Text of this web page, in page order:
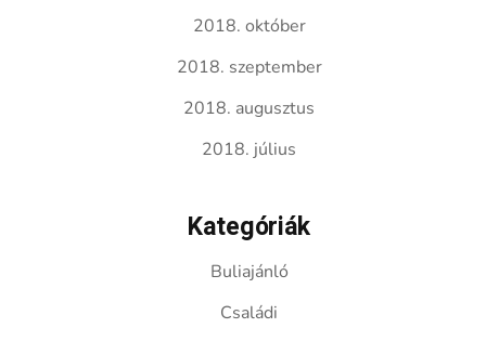
2018. október
2018. szeptember
2018. augusztus
2018. július
Kategóriák
Buliajánló
Családi